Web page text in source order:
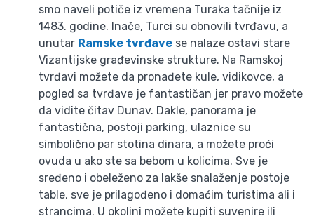
smo naveli potiče iz vremena Turaka tačnije iz
1483. godine. Inače, Turci su obnovili tvrđavu, a
unutar Ramske tvrđave se nalaze ostavi stare
Vizantijske građevinske strukture. Na Ramskoj
tvrđavi možete da pronađete kule, vidikovce, a
pogled sa tvrđave je fantastičan jer pravo možete
da vidite čitav Dunav. Dakle, panorama je
fantastična, postoji parking, ulaznice su
simbolično par stotina dinara, a možete proći
ovuda u ako ste sa bebom u kolicima. Sve je
sređeno i obeleženo za lakše snalaženje postoje
table, sve je prilagođeno i domaćim turistima ali i
strancima. U okolini možete kupiti suvenire ili